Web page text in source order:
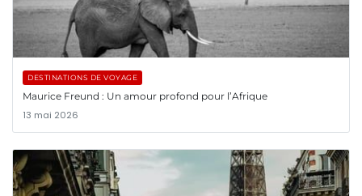
DESTINATIONS DE VOYAGE
Maurice Freund : Un amour profond pour l’Afrique
13 mai 2026